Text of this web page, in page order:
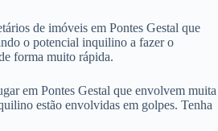
de imóveis em Pontes Gestal que
o potencial inquilino a fazer o
forma muito rápida.
em Pontes Gestal que envolvem muita
estão envolvidas em golpes. Tenha